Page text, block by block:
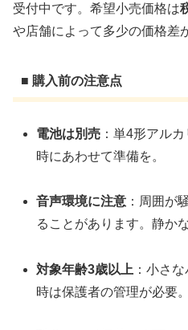
受付中です。希望小売価格は
や店舗によって多少の価格差
■ 購入前の注意点
電池は別売 ：単4形アル
時にあわせて準備を。
音声環境に注意 ：周囲が
ることがあります。静か
対象年齢3歳以上 ：小さ
時は保護者の管理が必要。